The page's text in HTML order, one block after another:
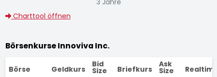
3 Jahre
Charttool öffnen
Börsenkurse Innoviva Inc.
Börse Geldkurs
Bid
Size Briefkurs
Ask
Size